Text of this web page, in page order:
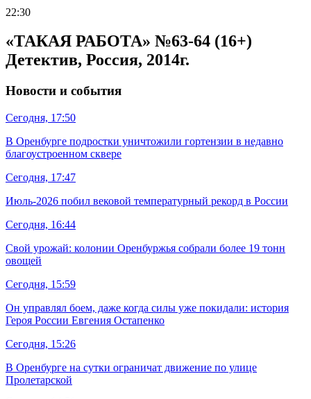
22:30
«ТАКАЯ РАБОТА» №63-64 (16+)
Детектив, Россия, 2014г.
Новости и события
Сегодня, 17:50
В Оренбурге подростки уничтожили гортензии в недавно
благоустроенном сквере
Сегодня, 17:47
Июль-2026 побил вековой температурный рекорд в России
Сегодня, 16:44
Свой урожай: колонии Оренбуржья собрали более 19 тонн
овощей
Сегодня, 15:59
Он управлял боем, даже когда силы уже покидали: история
Героя России Евгения Остапенко
Сегодня, 15:26
В Оренбурге на сутки ограничат движение по улице
Пролетарской